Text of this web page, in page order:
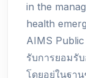
in the
health
AIMS
รับการยอมรั
โดยอยู่ในฐา